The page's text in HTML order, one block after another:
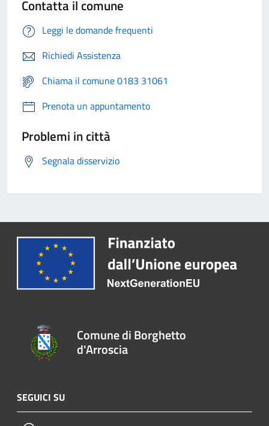
Contatta il comune
Leggi le domande frequenti
Richiedi Assistenza
Chiama il comune 0183 31061
Prenota un appuntamento
Problemi in città
Segnala disservizio
Comune di Borghetto
d'Arroscia
SEGUICI SU